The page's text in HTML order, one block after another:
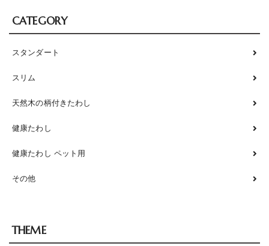
CATEGORY
スタンダート
スリム
天然木の柄付きたわし
健康たわし
健康たわし ペット用
その他
THEME